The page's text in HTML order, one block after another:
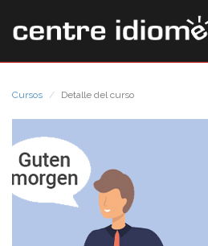
Cursos Detalle del curso